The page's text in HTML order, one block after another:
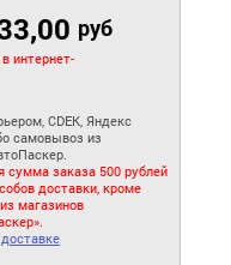
руб
интернет-
CDEK, Яндекс
самовывоз из
сумма заказа 500 рублей
доставки, кроме
магазинов